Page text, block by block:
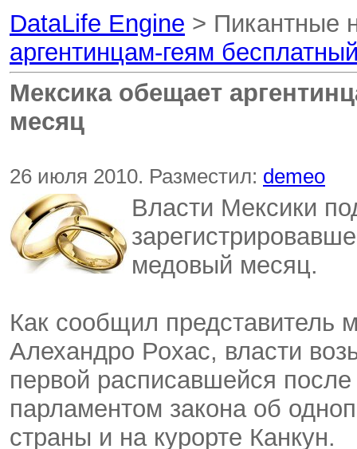
DataLife Engine > Пикантные
аргентинцам-геям
Мексика обещает
месяц
26 июля 2010. Разместил: demeo
Власти Мексики
медовый месяц.
Как сообщил представитель
Алехандро Рохас, власти
первой расписавшейся
парламентом закона об
страны и на курорте Канкун.